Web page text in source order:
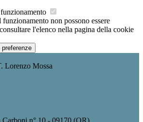
non possono essere
l'elenco nella pagina della cookie
Lorenzo Mossa
Carboni n° 10 - 09170 (OR)